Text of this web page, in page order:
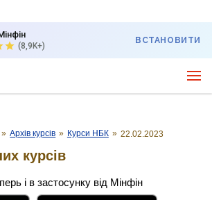
(8,9K+)
ВСТАНОВИТИ
» Архів курсів » Курси НБК » 22.02.2023
курсів
і в застосунку від Мінфін